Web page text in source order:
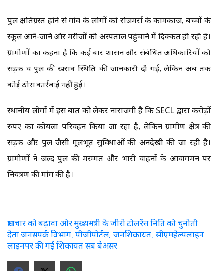
पुल क्षतिग्रस्त होने से गांव के लोगों को रोजमर्रा के कामकाज, बच्चों के
स्कूल आने-जाने और मरीजों को अस्पताल पहुंचाने में दिक्कत हो रही है।
ग्रामीणों का कहना है कि कई बार प्रशासन और संबंधित अधिकारियों को
सड़क व पुल की खराब स्थिति की जानकारी दी गई, लेकिन अब तक
कोई ठोस कार्रवाई नहीं हुई।
स्थानीय लोगों में इस बात को लेकर नाराजगी है कि SECL द्वारा करोड़ों
रुपए का कोयला परिवहन किया जा रहा है, लेकिन ग्रामीण क्षेत्र की
सड़क और पुल जैसी मूलभूत सुविधाओं की अनदेखी की जा रही है।
ग्रामीणों ने जल्द पुल की मरम्मत और भारी वाहनों के आवागमन पर
नियंत्रण की मांग की है।
भ्रष्टाचार को बढ़ावा और मुख्यमंत्री के जीरो टोलरेंस निति को चुनौती
देता जनसंपर्क विभाग, पीजीपोर्टल, जनशिकायत, सीएमहेल्पलाइन
लाइनपर की गई शिकायत सब बेअसर